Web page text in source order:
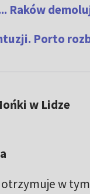
Raków
Porto
w Lidze
w tym